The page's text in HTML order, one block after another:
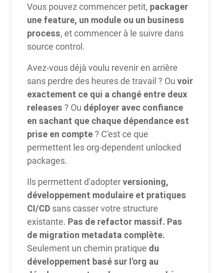
Vous pouvez commencer petit, packager
une feature, un module ou un business
process, et commencer à le suivre dans
source control.
Avez-vous déjà voulu revenir en arrière
sans perdre des heures de travail ? Ou voir
exactement ce qui a changé entre deux
releases ? Ou déployer avec confiance
en sachant que chaque dépendance est
prise en compte? C'est ce que
permettent les org-dependent unlocked
packages.
Ils permettent d'adopterversioning,
développement modulaire et pratiques
CI/CDsans casser votre structure
existante. Pas de refactor massif. Pas
de migration metadata complète.
Seulement un chemin pratique du
développement basé sur l'org au